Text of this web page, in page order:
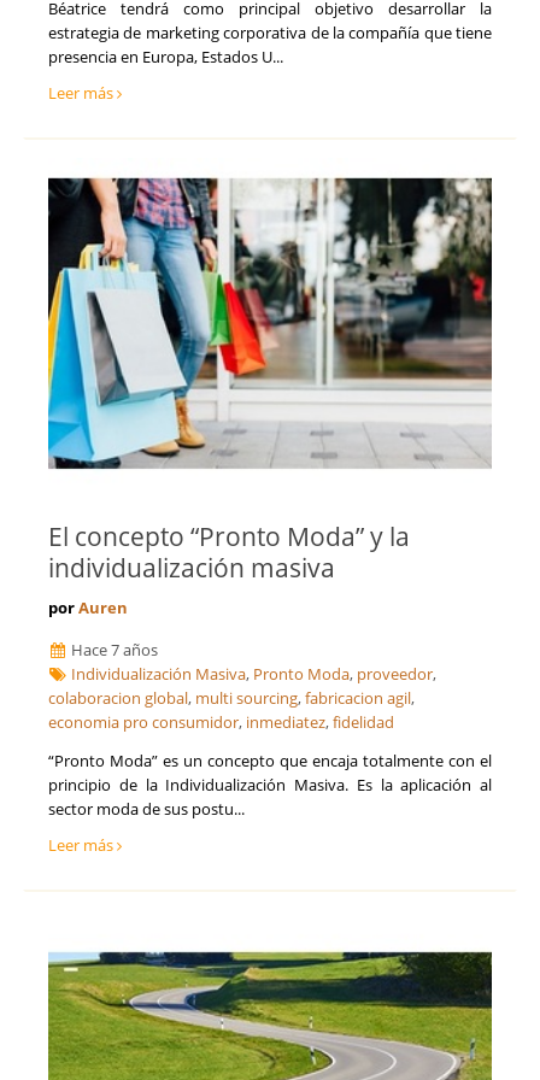
Toledo
Valencia
Vizcaya
Ventas y Comercial
Béatrice tendrá como principal objetivo desarrollar la
estrategia de marketing corporativa de la compañía que tiene
presencia en Europa, Estados U...
Leer más
El concepto “Pronto Moda” y la
individualización masiva
porAuren
Hace 7 años
Individualización Masiva, Pronto Moda, proveedor,
colaboracion global, multi sourcing,fabricacion agil,
economia pro consumidor, inmediatez,fidelidad
“Pronto Moda” es un concepto que encaja totalmente con el
principio de la Individualización Masiva. Es la aplicación al
sector moda de sus postu...
Leer más